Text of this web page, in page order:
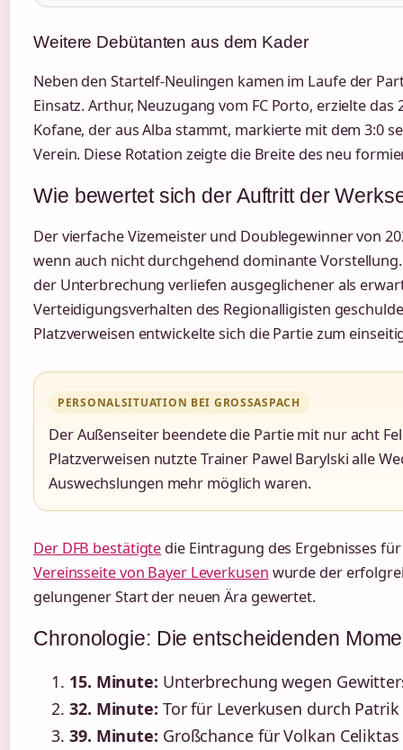
Weitere Debütanten aus dem Kader
Neben den Startelf-Neulingen kamen im Laufe der
Einsatz. Arthur, Neuzugang vom FC Porto, erzielte das
Kofane, der aus Alba stammt, markierte mit dem 3:0
Verein. Diese Rotation zeigte die Breite des neu
Wie bewertet sich der Auftritt der
Der vierfache Vizemeister und Doublegewinner von
wenn auch nicht durchgehend dominante
der Unterbrechung verliefen ausgeglichener als
Verteidigungsverhalten des Regionalligisten
Platzverweisen entwickelte sich die Partie zum
PERSONALSITUATION BEI GROSSASPACH
Der Außenseiter beendete die Partie mit nur acht
Platzverweisen nutzte Trainer Pawel Barylski alle
Auswechslungen mehr möglich waren.
Der DFB bestätigte die Eintragung des Ergebnisses
Vereinsseite von Bayer Leverkusen wurde der
gelungener Start der neuen Ära gewertet.
Chronologie: Die entscheidenden
15. Minute: Unterbrechung wegen
32. Minute: Tor für Leverkusen durch
39. Minute: Großchance für Volkan